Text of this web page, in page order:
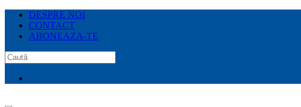
DESPRE NOI
CONTACT
ABONEAZA-TE